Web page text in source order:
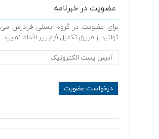
عضویت در خبرنامه
برای عضویت در گروه ایمیلی فرادرس می
توانید از طریق تکمیل فرم زیر اقدام نمایید.